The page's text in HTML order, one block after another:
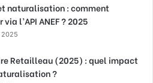
naturalisation : comment
via l’API ANEF ? 2025
2025
Retailleau (2025) : quel impact
?